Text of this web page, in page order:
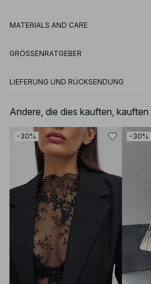
MATERIALS AND CARE
GRÖSSENRATGEBER
LIEFERUNG UND RÜCKSENDUNG
Andere, die dies kauften, kauften
-30% -30%